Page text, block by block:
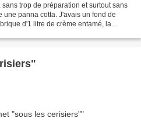
trop de préparation et surtout sans
panna cotta. J'avais un fond de
d'1 litre de crème entamé, la